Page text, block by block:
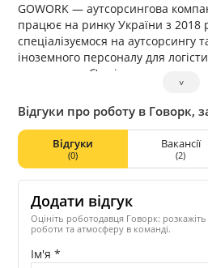
GOWORK — аутсорсингова
працює на ринку України з 2018
спеціалізуємося на аутсорсингу
іноземного персоналу для
складських об’єктів.
Наша місія — забезпечувати
персоналом , а кандидатам
прозорими умовами та
на себе повний цикл роботи з
оформлення, організацію змін,
супровід, знімаючи з клієнтів
навантаження.
За роки роботи GOWORK успішно
проєктів з масового підбору
безперебійну роботу виробничих
різних регіонах України. Ми
˅
Відгуки про роботу в Говорк,
Відгуки
(0)
Вакансії
(2)
Додати відгук
Оцініть роботодавця Говорк:
роботи та атмосферу в команді.
Ім'я *